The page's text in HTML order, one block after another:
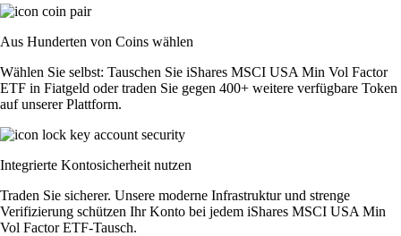
Aus Hunderten von Coins wählen
Wählen Sie selbst: Tauschen Sie iShares MSCI USA Min Vol Factor
ETF in Fiatgeld oder traden Sie gegen 400+ weitere verfügbare Token
auf unserer Plattform.
Integrierte Kontosicherheit nutzen
Traden Sie sicherer. Unsere moderne Infrastruktur und strenge
Verifizierung schützen Ihr Konto bei jedem iShares MSCI USA Min
Vol Factor ETF-Tausch.